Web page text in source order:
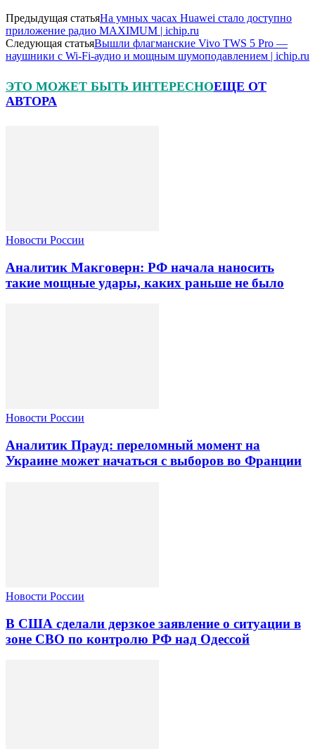
Предыдущая статьяНа умных часах Huawei стало доступно
приложение радио MAXIMUM | ichip.ru
Следующая статьяВышли флагманские Vivo TWS 5 Pro —
наушники с Wi-Fi-аудио и мощным шумоподавлением | ichip.ru
ЭТО МОЖЕТ БЫТЬ ИНТЕРЕСНОЕЩЕ ОТ
АВТОРА
Новости России
Аналитик Макговерн: РФ начала наносить
такие мощные удары, каких раньше не было
Новости России
Аналитик Прауд: переломный момент на
Украине может начаться с выборов во Франции
Новости России
В США сделали дерзкое заявление о ситуации в
зоне СВО по контролю РФ над Одессой